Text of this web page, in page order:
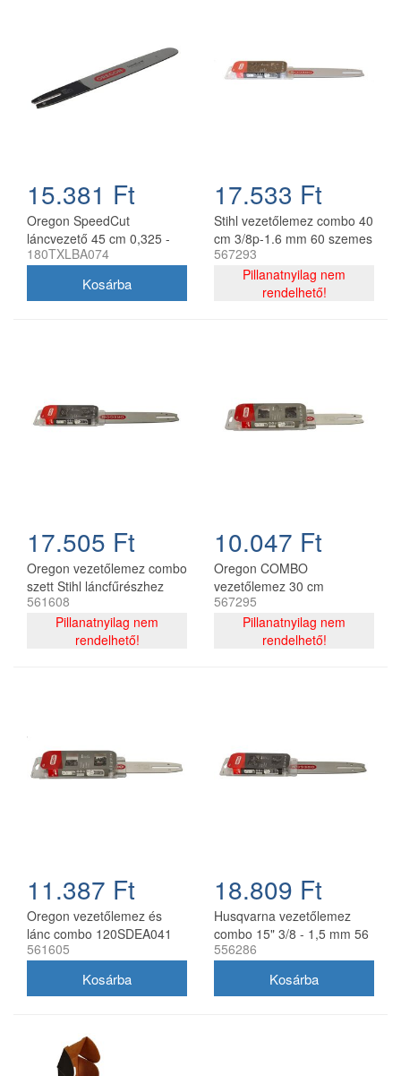
15.381 Ft
Oregon SpeedCut
láncvezető 45 cm 0,325 -
1,3 mm 68 szem Stihl
180TXLBA074
17.533 Ft
Stihl vezetőlemez combo 40
cm 3/8p-1.6 mm 60 szemes
lánccal, Oregon
75DPX060E, 2 db lánc
567293
Pillanatnyilag nem
rendelhető!
17.505 Ft
Oregon vezetőlemez combo
szett Stihl láncfűrészhez
325 - 1,6 mm 40 cm 67
szemes
561608
Pillanatnyilag nem
rendelhető!
10.047 Ft
Oregon COMBO
vezetőlemez 30 cm
120SDEA074 + 2 db
91P044E lánc 3/8P 1.3 mm
44 szemes
567295
Pillanatnyilag nem
rendelhető!
11.387 Ft
Oregon vezetőlemez és
lánc combo 120SDEA041
30 cm 3/8 1,3 mm 2x
561605
18.809 Ft
Husqvarna vezetőlemez
combo 15" 3/8 - 1,5 mm 56
szemes 2 db Oregon
556286